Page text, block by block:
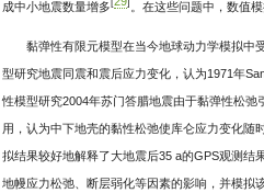
成中小地震数量增多 [ ] 。在这些问题中，数值
黏弹性有限元模型在当今地球动力学模拟中
型研究地震同震和震后应力变化，认为1971年
性模型研究2004年苏门答腊地震由于黏弹性松弛
用，认为中下地壳的黏性松弛使库仑应力变化随
拟结果较好地解释了大地震后35 a的GPS观测结
地幔应力松弛、断层弱化等因素的影响，并模拟